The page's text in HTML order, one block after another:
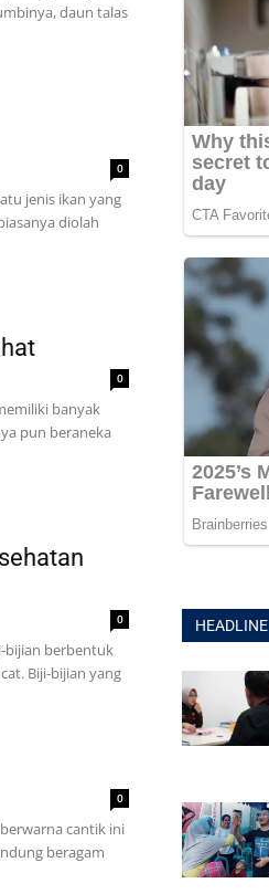
daun talas
0
jenis ikan yang
diolah
0
banyak
pun beraneka
0
bijian berbentuk
Biji-bijian yang
0
berwarna cantik ini
beragam
HEADLINE